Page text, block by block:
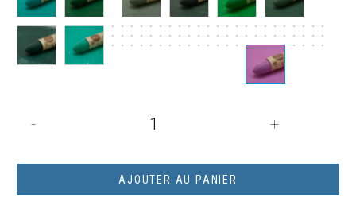
-
SENNELIER
+
AJOUTER AU PANIER